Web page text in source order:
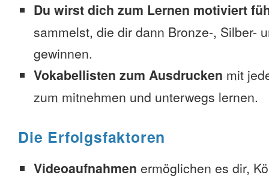
Du wirst dich zum Lernen motiviert
sammelst, die dir dann Bronze-, Silber-
gewinnen.
Vokabellisten zum Ausdrucken mit
zum mitnehmen und unterwegs lernen.
Die Erfolgsfaktoren
Videoaufnahmen ermöglichen es dir,